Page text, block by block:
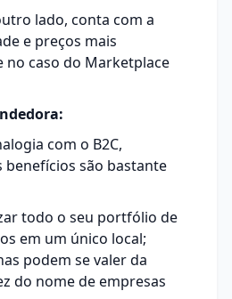
lado, conta com a
e preços mais
no caso do Marketplace
com o B2C,
benefícios são bastante
todo o seu portfólio de
em um único local;
podem se valer da
do nome de empresas